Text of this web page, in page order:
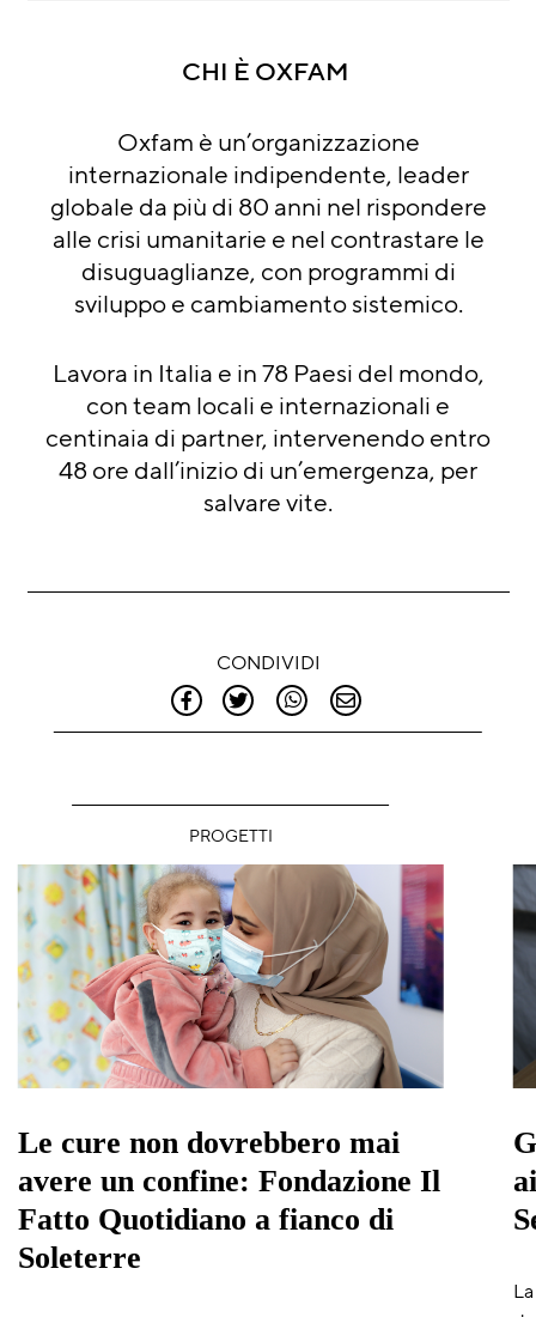
CHI È OXFAM
Oxfam è un’organizzazione
internazionale indipendente, leader
globale da più di 80 anni nel rispondere
alle crisi umanitarie e nel contrastare le
disuguaglianze, con programmi di
sviluppo e cambiamento sistemico.
Lavora in Italia e in 78 Paesi del mondo,
con team locali e internazionali e
centinaia di partner, intervenendo entro
48 ore dall’inizio di un’emergenza, per
salvare vite.
CONDIVIDI
PROGETTI
Le cure non dovrebbero mai
avere un confine: Fondazione Il
Fatto Quotidiano a fianco di
Soleterre